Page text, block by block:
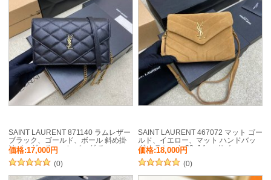
SAINT LAURENT 871140 ラムレザー
ブラック、ゴールド、ボール 斜め掛
けバッグ、チェーンバッグ チェー
ン、ベッキー 20x13cm サイ
ズ:20x13cm
価格:17,000円
(0)
SAINT LAURENT 467072 マット ゴー
ルド、イエロー、マット ハンドバッ
グ クラシック 20x14cm サイ
ズ:20x14cm
価格:18,000円
(0)